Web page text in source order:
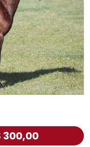
300,00